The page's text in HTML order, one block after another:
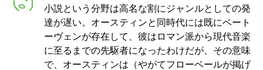
小説という分野は高名な割にジャンルとしての発
達が遅い。オースティンと同時代には既にベート
ーヴェンが存在して、彼はロマン派から現代音楽
に至るまでの先駆者になったわけだが、その意味
で、オースティンは（やがてフローベールが掲げ